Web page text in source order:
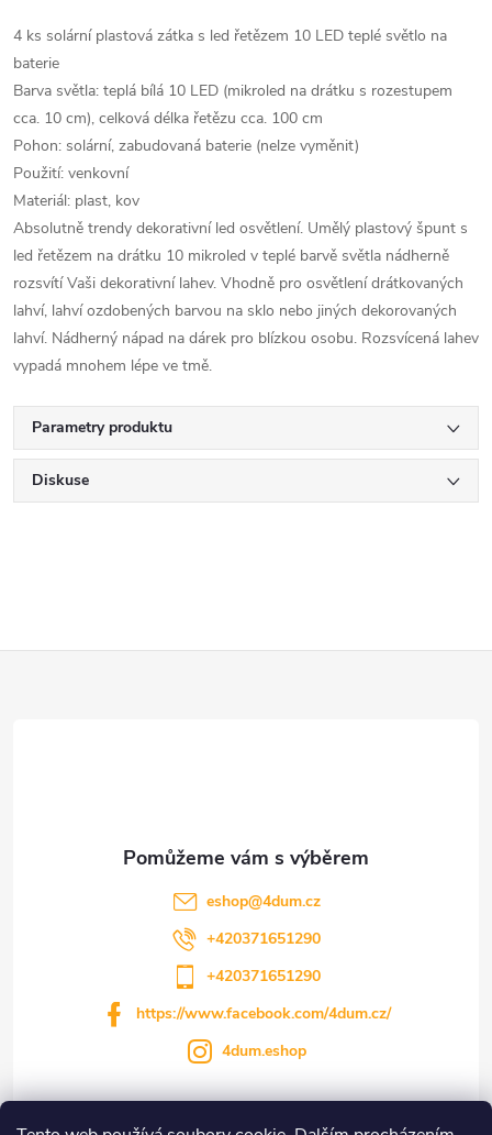
4 ks solární plastová zátka s led řetězem 10 LED teplé světlo na
baterie
Barva světla: teplá bílá 10 LED (mikroled na drátku s rozestupem
cca. 10 cm), celková délka řetězu cca. 100 cm
Pohon: solární, zabudovaná baterie (nelze vyměnit)
Použití: venkovní
Materiál: plast, kov
Absolutně trendy dekorativní led osvětlení. Umělý plastový špunt s
led řetězem na drátku 10 mikroled v teplé barvě světla nádherně
rozsvítí Vaši dekorativní lahev. Vhodně pro osvětlení drátkovaných
lahví, lahví ozdobených barvou na sklo nebo jiných dekorovaných
lahví. Nádherný nápad na dárek pro blízkou osobu. Rozsvícená lahev
vypadá mnohem lépe ve tmě.
Parametry produktu
Diskuse
eshop@4dum.cz
+420371651290
+420371651290
https://www.facebook.com/4dum.cz/
4dum.eshop